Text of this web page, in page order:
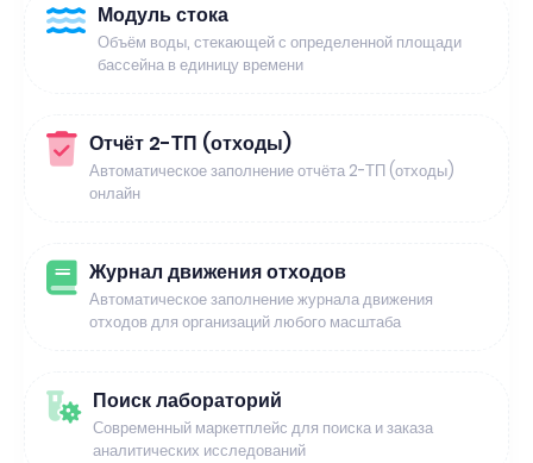
Модуль стока
Объём воды, стекающей с определенной площади
бассейна в единицу времени
Отчёт 2-ТП (отходы)
Автоматическое заполнение отчёта 2-ТП (отходы)
онлайн
Журнал движения отходов
Автоматическое заполнение журнала движения
отходов для организаций любого масштаба
Поиск лабораторий
Современный маркетплейс для поиска и заказа
аналитических исследований